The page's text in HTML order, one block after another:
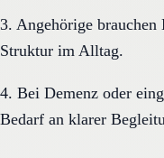
3. Angehörige brauchen
Struktur im Alltag.
4. Bei Demenz oder
Bedarf an klarer